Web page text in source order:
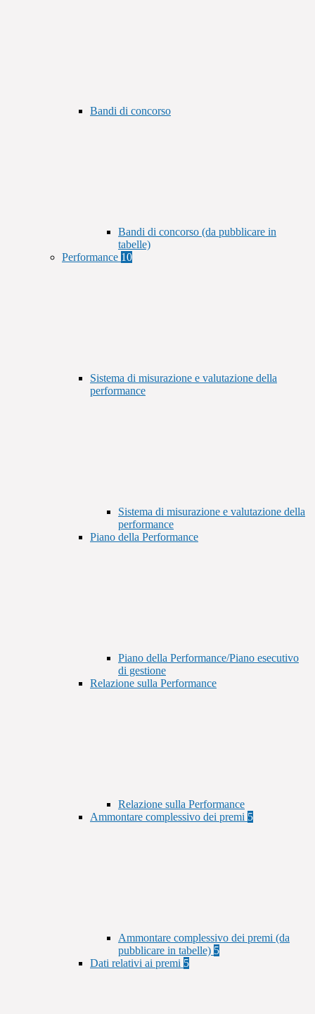
Bandi di concorso
Bandi di concorso (da pubblicare in
tabelle)
Performance 10
Sistema di misurazione e valutazione della
performance
Sistema di misurazione e valutazione della
performance
Piano della Performance
Piano della Performance/Piano esecutivo
di gestione
Relazione sulla Performance
Relazione sulla Performance
Ammontare complessivo dei premi 5
Ammontare complessivo dei premi (da
pubblicare in tabelle) 5
Dati relativi ai premi 5